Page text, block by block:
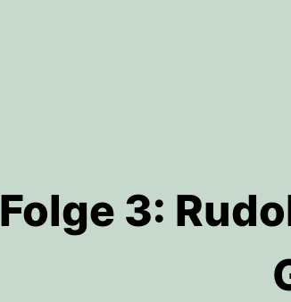
Folge 3: